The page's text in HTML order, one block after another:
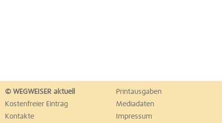
© WEGWEISER aktuell
Printausgaben
Kostenfreier Eintrag
Mediadaten
Kontakte
Impressum